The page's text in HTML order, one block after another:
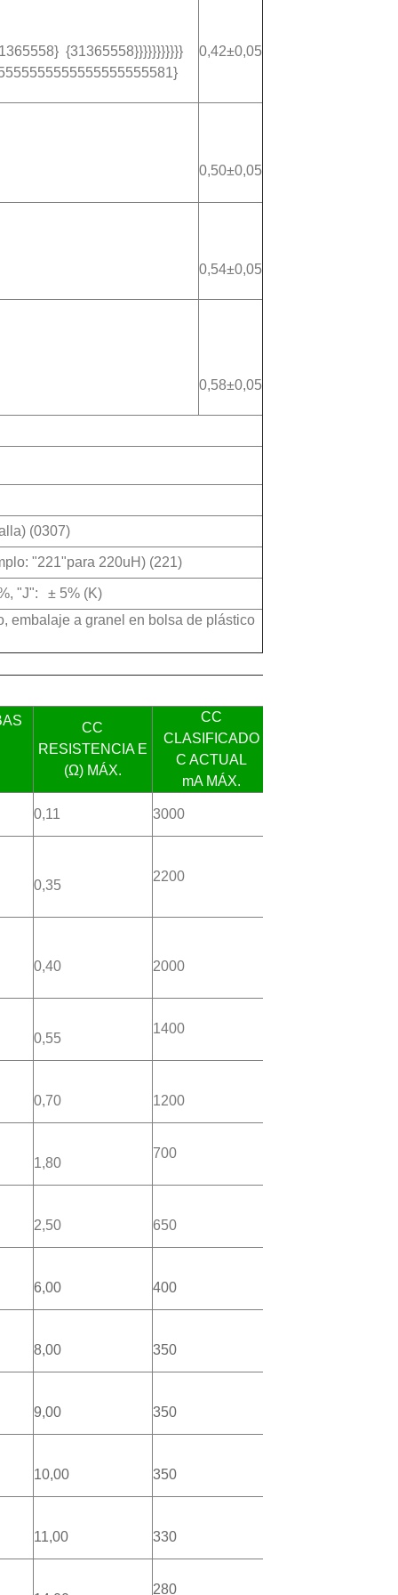
{31365558}}}}}}}}}}}
0,42±0,05
0,50±0,05
0,54±0,05
0,58±0,05
(0307)
"221"para 220uH) (221)
"J": ± 5% (K)
embalaje a granel en bolsa de plástico
CC
RESISTENCIA E
(Ω) MÁX.
CC
CLASIFICADO
C ACTUAL
mA MÁX.
0,11 3000
0,35
2200
0,40 2000
0,55
1400
0,70 1200
1,80
700
2,50 650
6,00 400
8,00 350
9,00 350
10,00 350
11,00 330
280